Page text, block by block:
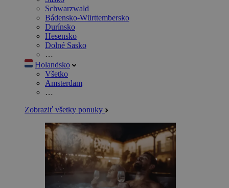
Schwarzwald
Bádensko-Württembersko
Durínsko
Hesensko
Dolné Sasko
…
Holandsko
Všetko
Amsterdam
…
Zobraziť všetky ponuky